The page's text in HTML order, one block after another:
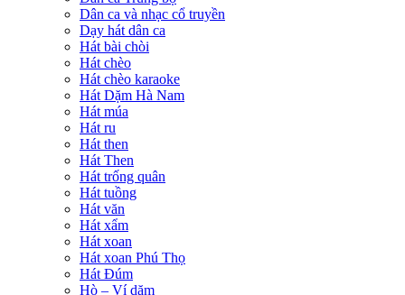
Dân ca và nhạc cổ truyền
Dạy hát dân ca
Hát bài chòi
Hát chèo
Hát chèo karaoke
Hát Dặm Hà Nam
Hát múa
Hát ru
Hát then
Hát Then
Hát trống quân
Hát tuồng
Hát văn
Hát xẩm
Hát xoan
Hát xoan Phú Thọ
Hát Đúm
Hò – Ví dặm